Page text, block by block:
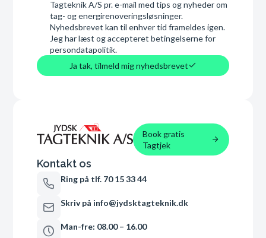
Tagteknik A/S pr. e-mail med tips og nyheder om
tag- og energirenoveringsløsninger.
Nyhedsbrevet kan til enhver tid frameldes igen.
Jeg har læst og accepteret betingelserne for
persondatapolitik.
Ja tak, tilmeld mig nyhedsbrevet
Book gratis
Tagtjek
Kontakt os
Ring på tlf. 70 15 33 44
Skriv på info@jydsktagteknik.dk
Man-fre: 08.00 – 16.00